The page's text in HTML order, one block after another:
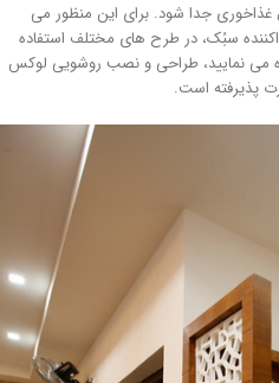
جدا شود. برای این منظور می
سبُک، در طرح های مختلف استفاده
نمایید، طراحی و نصب روشویی لوکس
است.